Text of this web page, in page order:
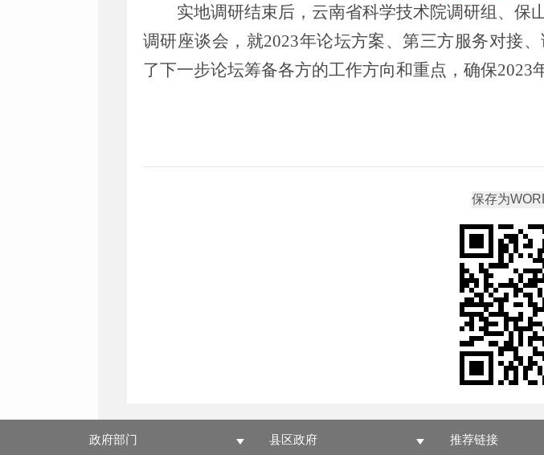
实地调研结束后，云南省科学技术院调研组、保
调研座谈会，就2023年论坛方案、第三方服务对接
了下一步论坛筹备各方的工作方向和重点，确保2023
政府部门 县区政府 推荐链接